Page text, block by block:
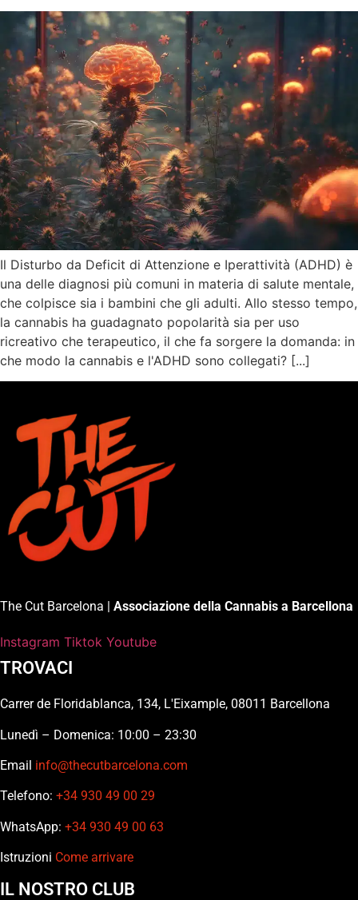
Il Disturbo da Deficit di Attenzione e Iperattività (ADHD) è
una delle diagnosi più comuni in materia di salute mentale,
che colpisce sia i bambini che gli adulti. Allo stesso tempo,
la cannabis ha guadagnato popolarità sia per uso
ricreativo che terapeutico, il che fa sorgere la domanda: in
che modo la cannabis e l'ADHD sono collegati? [...]
The Cut Barcelona | Associazione della Cannabis a Barcellona
Instagram Tiktok Youtube
TROVACI
Carrer de Floridablanca, 134, L'Eixample, 08011 Barcellona
Lunedì – Domenica: 10:00 – 23:30
Email info@thecutbarcelona.com
Telefono: +34 930 49 00 29
WhatsApp: +34 930 49 00 63
Istruzioni Come arrivare
IL NOSTRO CLUB